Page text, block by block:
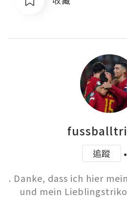
追蹤
. Danke, dass ich hier
und mein